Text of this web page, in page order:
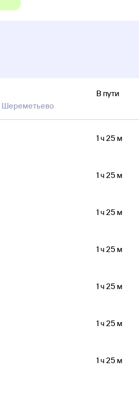
Шереметьево
В пути
1 ч 25 м
1 ч 25 м
1 ч 25 м
1 ч 25 м
1 ч 25 м
1 ч 25 м
1 ч 25 м